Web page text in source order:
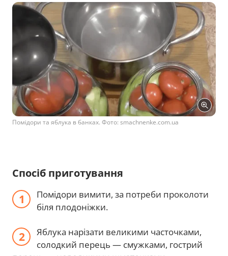
Помідори та яблука в банках. Фото: smachnenke.com.ua
Спосіб приготування
Помідори вимити, за потреби проколоти
біля плодоніжки.
Яблука нарізати великими часточками,
солодкий перець — смужками, гострий